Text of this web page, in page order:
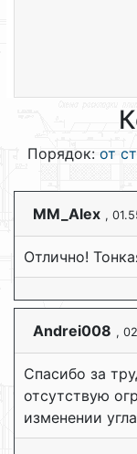
Порядок: от
MM_Alex ,
Отлично!
Andrei008 ,
Спасибо за
отсутствую
изменении